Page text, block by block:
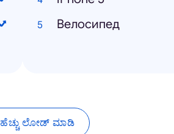
Велосипед
ಹೆಚ್ಚು ಲೋಡ್ ಮಾಡಿ